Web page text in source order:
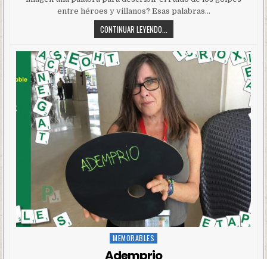
entre héroes y villanos? Esas palabras…
CONTINUAR LEYENDO...
Posted
in
MEMORABLES
Ademprio